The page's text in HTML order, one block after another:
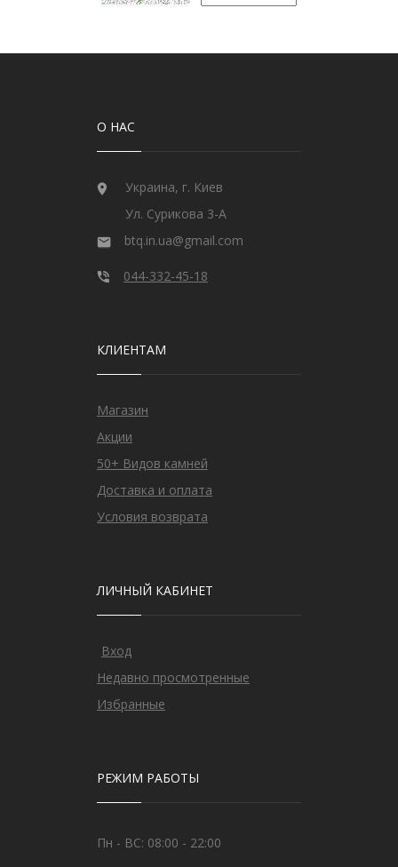
О НАС
Украина, г. Киев
Ул. Сурикова 3-А
btq.in.ua@gmail.com
044-332-45-18
КЛИЕНТАМ
Магазин
Акции
50+ Видов камней
Доставка и оплата
Условия возврата
ЛИЧНЫЙ КАБИНЕТ
Вход
Недавно просмотренные
Избранные
РЕЖИМ РАБОТЫ
Пн - ВС: 08:00 - 22:00